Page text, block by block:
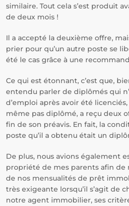
similaire. Tout cela s’est produit
de deux mois !
Il a accepté la deuxième offre,
prier pour qu’un autre poste se
été le cas grâce à une
Ce qui est étonnant, c’est que,
entendu parler de diplômés qui
d’emploi après avoir été
même pas diplômé, a reçu deux
fin de son préavis. En fait, la
poste qu’il a obtenu était un
De plus, nous avions également
propriété de mes parents afin de
de nos mensualités de prêt
très exigeante lorsqu’il s’agit de
notre agent immobilier, ses